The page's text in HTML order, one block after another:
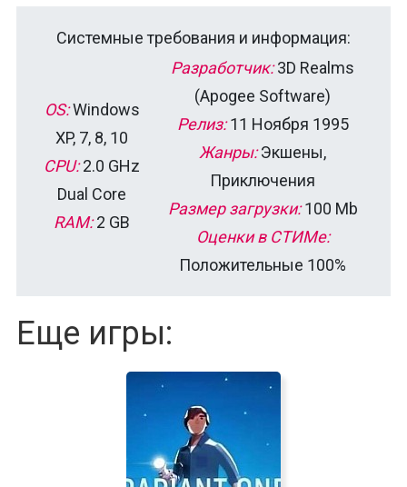
Системные требования и информация:
OS:Windows
XP, 7, 8, 10
CPU:2.0 GHz
Dual Core
RAM:2 GB
Разработчик:3D Realms
(Apogee Software)
Релиз:11 Ноября 1995
Жанры:Экшены,
Приключения
Размер загрузки:100 Mb
Оценки в СТИМе:
Положительные 100%
Еще игры: